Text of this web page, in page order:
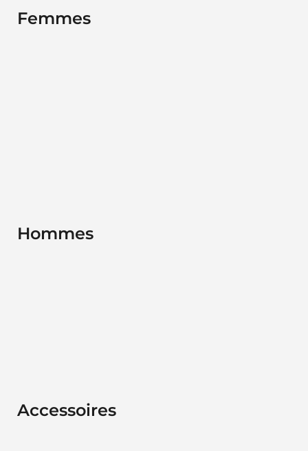
Femmes
Hommes
Accessoires